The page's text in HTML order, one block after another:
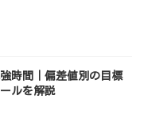
時間｜偏差値別の目標
ルを解説